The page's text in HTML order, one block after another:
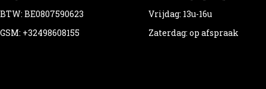
BTW: BE0807590623
GSM: +32498608155
Vrijdag: 13u-16u
Zaterdag: op afspraak